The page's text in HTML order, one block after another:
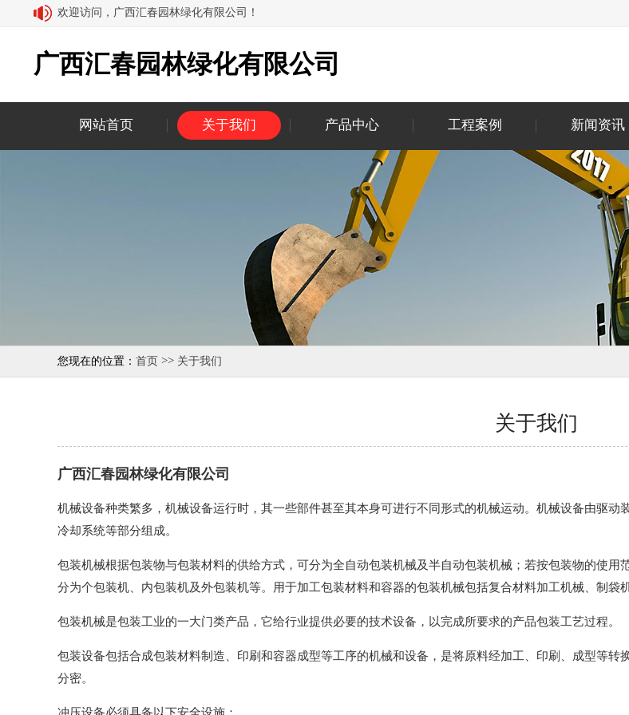
欢迎访问，广西汇春园林绿化有限公司！
广西汇春园林绿化有限公司
网站首页 关于我们 产品中心 工程案例 新闻资讯
您现在的位置： 首页 >> 关于我们
关于我们
广西汇春园林绿化有限公司
机械设备种类繁多，机械设备运行时，其一些部件甚至其本身可进行不同形式的机械运动。机械设备由驱动
冷却系统等部分组成。
包装机械根据包装物与包装材料的供给方式，可分为全自动包装机械及半自动包装机械；若按包装物的使
分为个包装机、内包装机及外包装机等。用于加工包装材料和容器的包装机械包括复合材料加工机械、制袋
包装机械是包装工业的一大门类产品，它给行业提供必要的技术设备，以完成所要求的产品包装工艺过程。
包装设备包括合成包装材料制造、印刷和容器成型等工序的机械和设备，是将原料经加工、印刷、成型等
分密。